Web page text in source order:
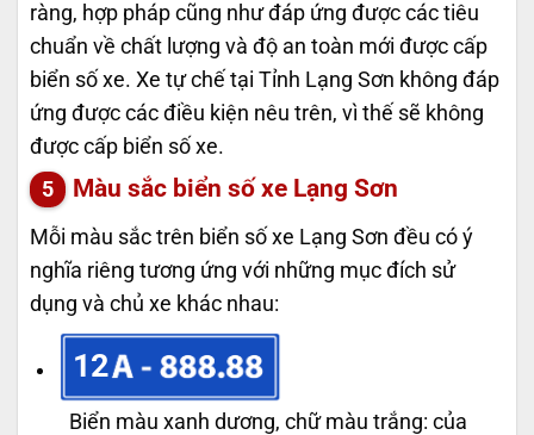
ràng, hợp pháp cũng như đáp ứng được các tiêu
chuẩn về chất lượng và độ an toàn mới được cấp
biển số xe. Xe tự chế tại Tỉnh Lạng Sơn không đáp
ứng được các điều kiện nêu trên, vì thế sẽ không
được cấp biển số xe.
Màu sắc biển số xe Lạng Sơn
Mỗi màu sắc trên biển số xe Lạng Sơn đều có ý
nghĩa riêng tương ứng với những mục đích sử
dụng và chủ xe khác nhau:
12
Biển màu xanh dương, chữ màu trắng: của